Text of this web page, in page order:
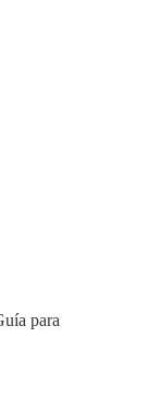
para